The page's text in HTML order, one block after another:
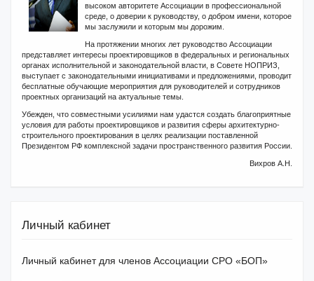
высоком авторитете Ассоциации в профессиональной
среде, о доверии к руководству, о добром имени, которое
мы заслужили и которым мы дорожим.
На протяжении многих лет руководство Ассоциации
представляет интересы проектировщиков в федеральных и региональных
органах исполнительной и законодательной власти, в Совете НОПРИЗ,
выступает с законодательными инициативами и предложениями, проводит
бесплатные обучающие мероприятия для руководителей и сотрудников
проектных организаций на актуальные темы.
Убежден, что совместными усилиями нам удастся создать благоприятные
условия для работы проектировщиков и развития сферы архитектурно-
строительного проектирования в целях реализации поставленной
Президентом РФ комплексной задачи пространственного развития России.
Вихров А.Н.
Личный кабинет
Личный кабинет для членов Ассоциации СРО «БОП»